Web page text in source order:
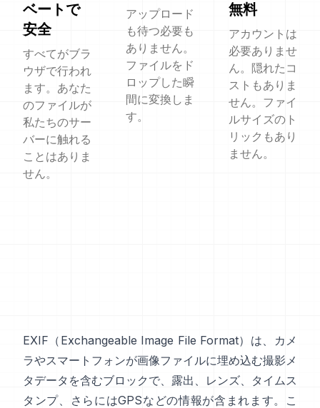
ベートで
安全
すべてがブラ
ウザで行われ
ます。あなた
のファイルが
私たちのサー
バーに触れる
ことはありま
せん。
アップロード
も待つ必要も
ありません。
ファイルをド
ロップした瞬
間に変換しま
す。
無料
アカウントは
必要ありませ
ん。隠れたコ
ストもありま
せん。ファイ
ルサイズのト
リックもあり
ません。
EXIF （Exchangeable Image File Format）は、カメ
ラやスマートフォンが画像ファイルに埋め込む撮影メ
タデータを含むブロックで、露出、レンズ、タイムス
タンプ、さらにはGPSなどの情報が含まれます。こ